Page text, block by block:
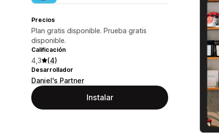
Precios
Plan gratis disponible. Prueba gratis
disponible.
Calificación
4,3 (4)
Desarrollador
Daniel's Partner
Instalar